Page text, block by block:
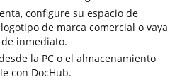
configure su espacio de
de marca comercial o vaya
inmediato.
la PC o el almacenamiento
con DocHub.